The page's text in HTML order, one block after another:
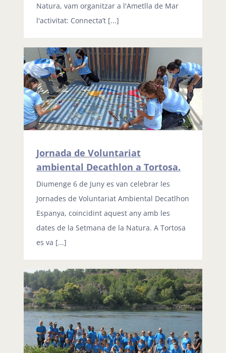
Natura, vam organitzar a l'Ametlla de Mar
l'activitat: Connecta’t [...]
Jornada de Voluntariat
ambiental Decathlon a Tortosa.
Diumenge 6 de Juny es van celebrar les
Jornades de Voluntariat Ambiental Decatlhon
Espanya, coincidint aquest any amb les
dates de la Setmana de la Natura. A Tortosa
es va [...]